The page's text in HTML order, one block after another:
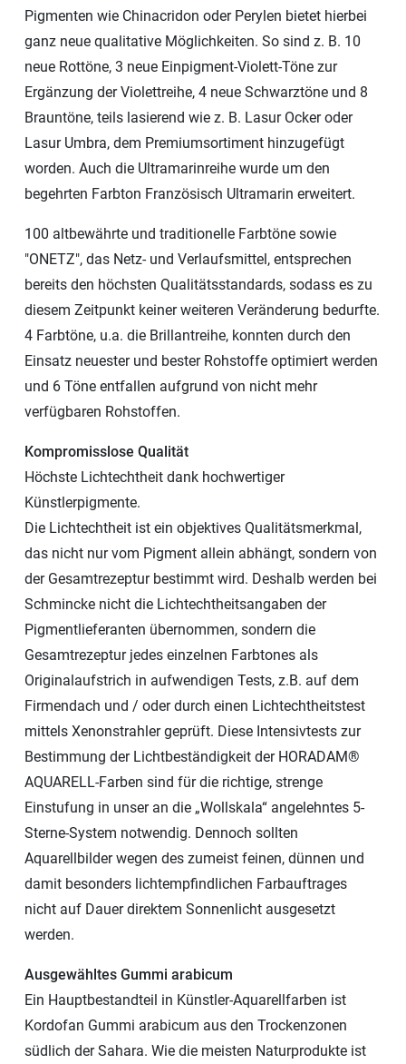
Pigmenten wie Chinacridon oder Perylen bietet hierbei
ganz neue qualitative Möglichkeiten. So sind z. B. 10
neue Rottöne, 3 neue Einpigment-Violett-Töne zur
Ergänzung der Violettreihe, 4 neue Schwarztöne und 8
Brauntöne, teils lasierend wie z. B. Lasur Ocker oder
Lasur Umbra, dem Premiumsortiment hinzugefügt
worden. Auch die Ultramarinreihe wurde um den
begehrten Farbton Französisch Ultramarin erweitert.
100 altbewährte und traditionelle Farbtöne sowie
"ONETZ", das Netz- und Verlaufsmittel, entsprechen
bereits den höchsten Qualitätsstandards, sodass es zu
diesem Zeitpunkt keiner weiteren Veränderung bedurfte.
4 Farbtöne, u.a. die Brillantreihe, konnten durch den
Einsatz neuester und bester Rohstoffe optimiert werden
und 6 Töne entfallen aufgrund von nicht mehr
verfügbaren Rohstoffen.
Kompromisslose Qualität
Höchste Lichtechtheit dank hochwertiger
Künstlerpigmente.
Die Lichtechtheit ist ein objektives Qualitätsmerkmal,
das nicht nur vom Pigment allein abhängt, sondern von
der Gesamtrezeptur bestimmt wird. Deshalb werden bei
Schmincke nicht die Lichtechtheitsangaben der
Pigmentlieferanten übernommen, sondern die
Gesamtrezeptur jedes einzelnen Farbtones als
Originalaufstrich in aufwendigen Tests, z.B. auf dem
Firmendach und / oder durch einen Lichtechtheitstest
mittels Xenonstrahler geprüft. Diese Intensivtests zur
Bestimmung der Lichtbeständigkeit der HORADAM®
AQUARELL-Farben sind für die richtige, strenge
Einstufung in unser an die „Wollskala“ angelehntes 5-
Sterne-System notwendig. Dennoch sollten
Aquarellbilder wegen des zumeist feinen, dünnen und
damit besonders lichtempfindlichen Farbauftrages
nicht auf Dauer direktem Sonnenlicht ausgesetzt
werden.
Ausgewähltes Gummi arabicum
Ein Hauptbestandteil in Künstler-Aquarellfarben ist
Kordofan Gummi arabicum aus den Trockenzonen
südlich der Sahara. Wie die meisten Naturprodukte ist